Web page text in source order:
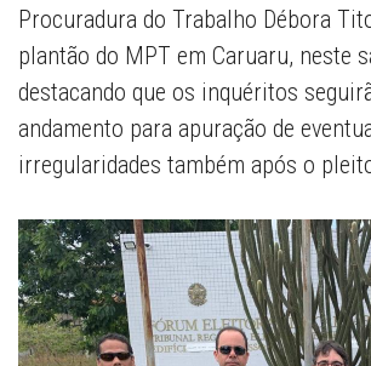
Procuradura do Trabalho Débora
plantão do MPT em Caruaru, neste
destacando que os inquéritos
andamento para apuração de
irregularidades também após o